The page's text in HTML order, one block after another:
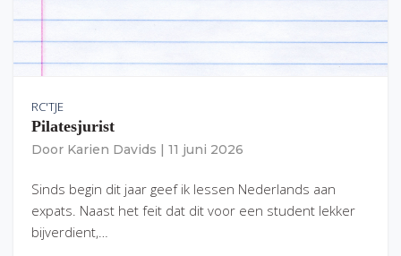
RC'TJE
Pilatesjurist
Door Karien Davids 11 juni 2026
Sinds begin dit jaar geef ik lessen Nederlands aan
expats. Naast het feit dat dit voor een student lekker
bijverdient,…